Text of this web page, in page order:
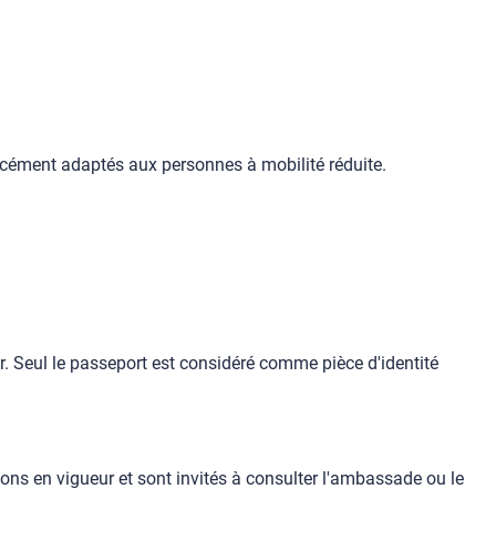
adaptés aux personnes à mobilité réduite.
le passeport est considéré comme pièce d'identité
en vigueur et sont invités à consulter l'ambassade ou le